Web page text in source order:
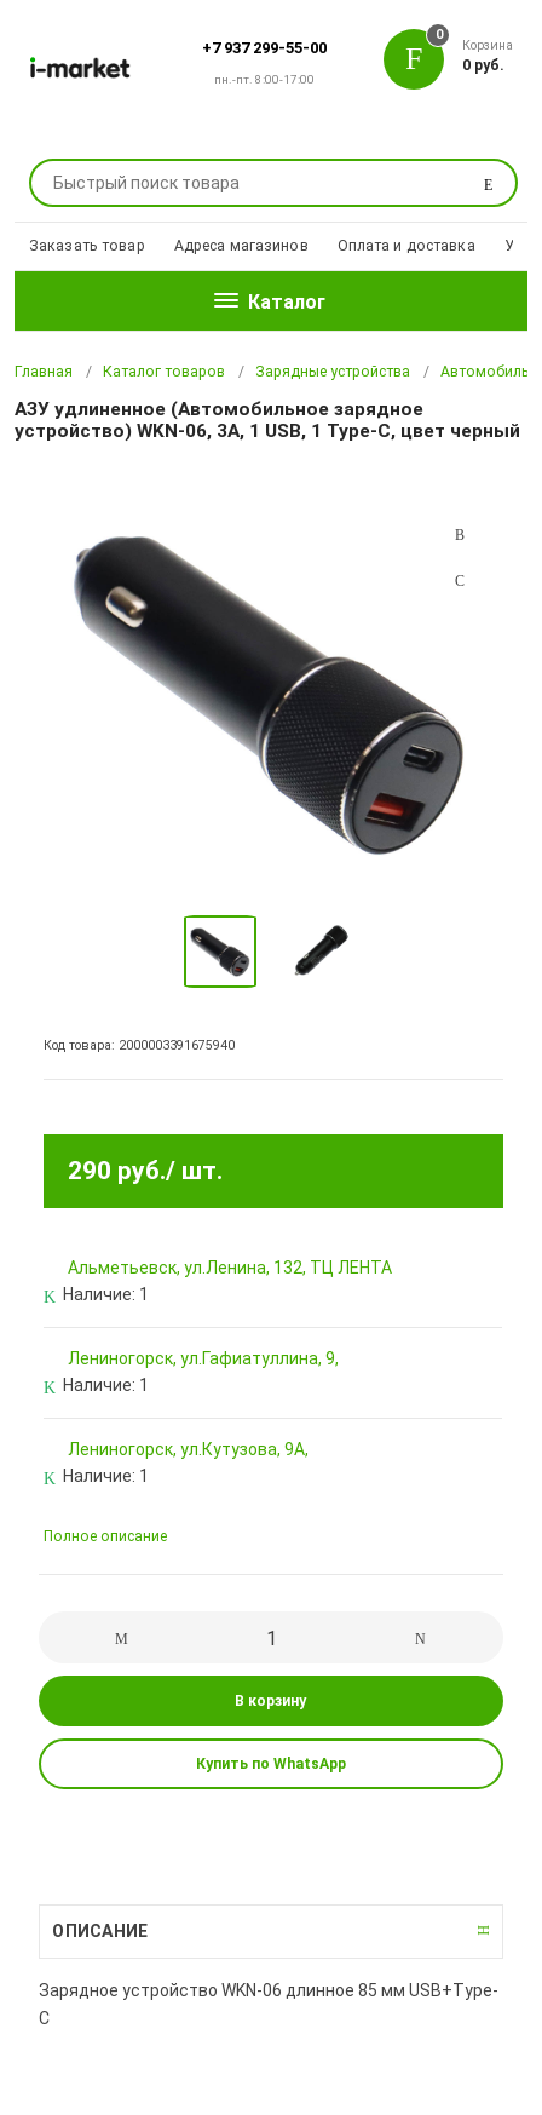
+7 937 299-55-00
пн.-пт. 8:00-17:00
Поиск
0
Корзина
0 руб.
Заказать товар Адреса магазинов Оплата и доставка
Каталог
Главная Каталог товаров Зарядные устройства
АЗУ удлиненное (Автомобильное зарядное
устройство) WKN-06, 3A, 1 USB, 1 Type-C, цвет черный
Код товара: 2000003391675940
290 руб./ шт.
Альметьевск, ул.Ленина, 132, ТЦ ЛЕНТА
Наличие: 1
Лениногорск, ул.Гафиатуллина, 9,
Наличие: 1
Лениногорск, ул.Кутузова, 9А,
Наличие: 1
Полное описание
В корзину
Купить по WhatsApp
ОПИСАНИЕ
Зарядное устройство WKN-06 длинное 85 мм USB+Type-
C